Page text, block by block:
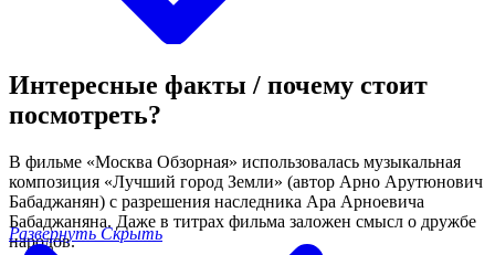
Интересные факты / почему стоит
посмотреть?
В фильме «Москва Обзорная» использовалась музыкальная
композиция «Лучший город Земли» (автор Арно Арутюнович
Бабаджанян) с разрешения наследника Ара Арноевича
Бабаджаняна. Даже в титрах фильма заложен смысл о дружбе
народов.
Развернуть Скрыть